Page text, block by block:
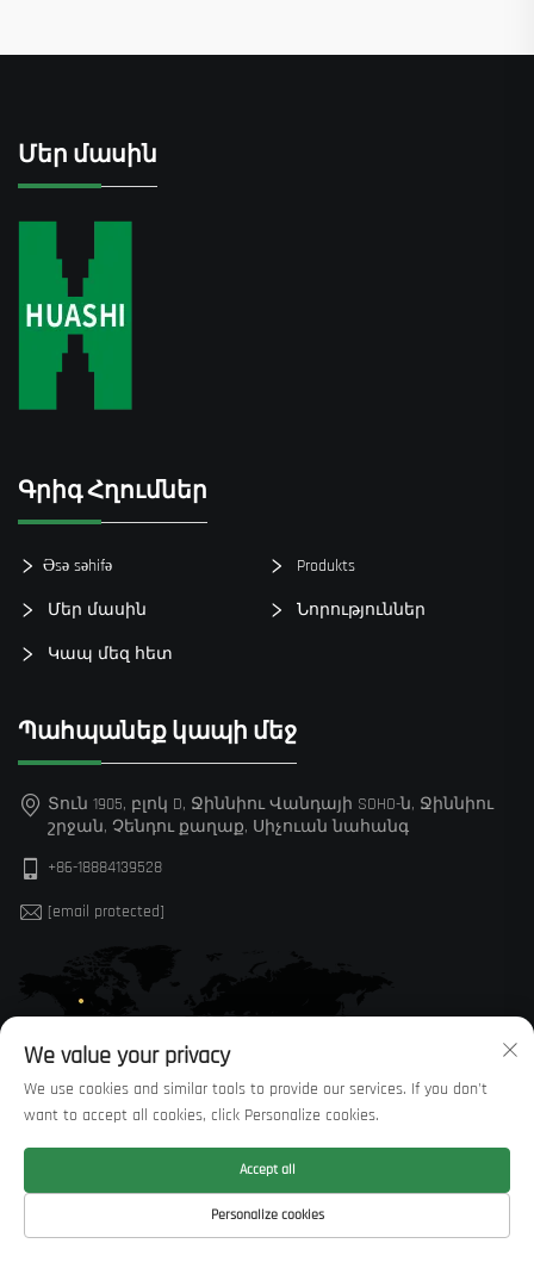
Մեր մասին
Գրիգ Հղումներ
Əsə səhifə Produkts
Մեր մասին Նորություններ
Կապ մեզ հետ
Պահպանեք կապի մեջ
Տուն 1905, բլոկ D, Ջիննիու Վանդայի SOHO-ն, Ջիննիու
շրջան, Չենդու քաղաք, Սիչուան նահանգ
+86-18884139528
[email protected]
© Բոլոր իրավունքները պաշտպանված են Sichuan Huaxi
Trading Co., LTD —Սկսածքային POLITICY
We value your privacy
We use cookies and similar tools to provide our services. If you don't
want to accept all cookies, click Personalize cookies.
Personalize cookies
Accept all